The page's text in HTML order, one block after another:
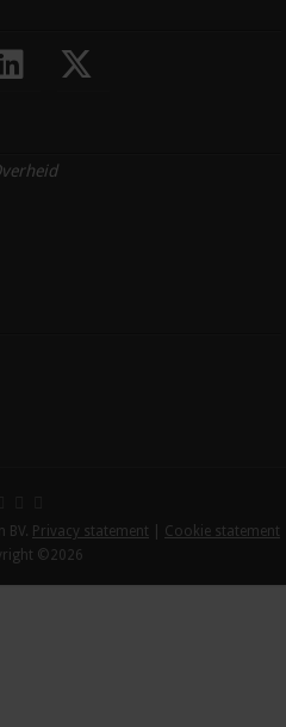
BV. Privacy statement
Cookie statement
©2026